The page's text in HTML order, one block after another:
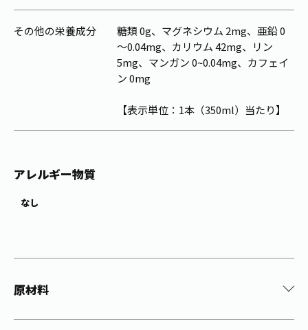
その他の栄養成分
糖類 0g、マグネシウム 2mg、亜鉛 0
～0.04mg、カリウム 42mg、リン
5mg、マンガン 0~0.04mg、カフェイ
ン 0mg
【表示単位：1本（350ml）当たり】
アレルギー物質
なし
原材料